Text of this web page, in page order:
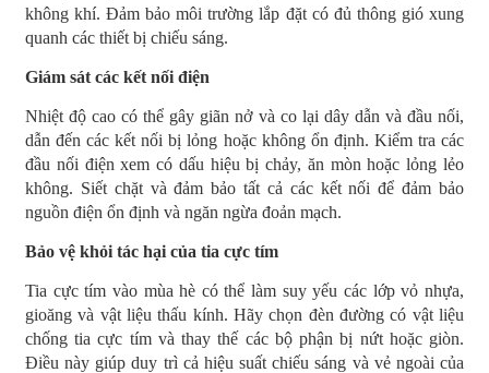
không khí. Đảm bảo môi trường lắp đặt có đủ thông gió xung
quanh các thiết bị chiếu sáng.
Giám sát các kết nối điện
Nhiệt độ cao có thể gây giãn nở và co lại dây dẫn và đầu nối,
dẫn đến các kết nối bị lỏng hoặc không ổn định. Kiểm tra các
đầu nối điện xem có dấu hiệu bị chảy, ăn mòn hoặc lỏng lẻo
không. Siết chặt và đảm bảo tất cả các kết nối để đảm bảo
nguồn điện ổn định và ngăn ngừa đoản mạch.
Bảo vệ khỏi tác hại của tia cực tím
Tia cực tím vào mùa hè có thể làm suy yếu các lớp vỏ nhựa,
gioăng và vật liệu thấu kính. Hãy chọn đèn đường có vật liệu
chống tia cực tím và thay thế các bộ phận bị nứt hoặc giòn.
Điều này giúp duy trì cả hiệu suất chiếu sáng và vẻ ngoài của